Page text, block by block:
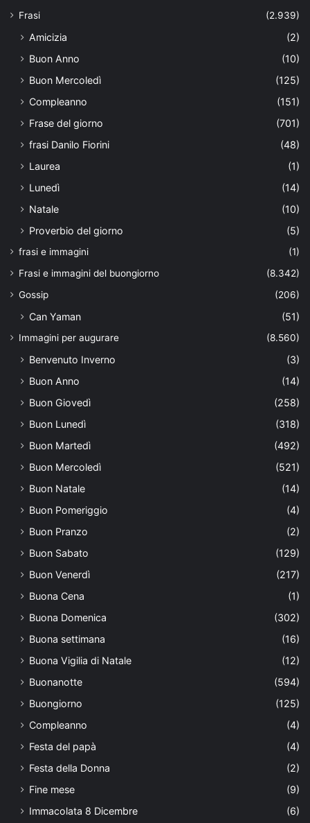
Frasi
(2.939)
Amicizia
(2)
Buon Anno
(10)
Buon Mercoledì
(125)
Compleanno
(151)
Frase del giorno
(701)
frasi Danilo Fiorini
(48)
Laurea
(1)
Lunedì
(14)
Natale
(10)
Proverbio del giorno
(5)
frasi e immagini
(1)
Frasi e immagini del buongiorno
(8.342)
Gossip
(206)
Can Yaman (51)
Immagini per augurare (8.560)
Benvenuto Inverno
(3)
Buon Anno
(14)
Buon Giovedì
(258)
Buon Lunedì
(318)
Buon Martedì
(492)
Buon Mercoledì
(521)
Buon Natale
(14)
Buon Pomeriggio
(4)
Buon Pranzo
(2)
Buon Sabato
(129)
Buon Venerdì
(217)
Buona Cena
(1)
Buona Domenica
(302)
Buona settimana
(16)
Buona Vigilia di Natale
(12)
Buonanotte
(594)
Buongiorno
(125)
Compleanno
(4)
Festa del papà
(4)
Festa della Donna
(2)
Fine mese
(9)
Immacolata 8 Dicembre
(6)